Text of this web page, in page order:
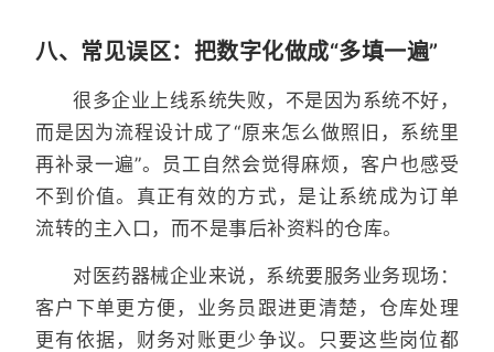
八、常见误区：把数字化做成“多填一遍”
很多企业上线系统失败，不是因为系统不好，
而是因为流程设计成了“原来怎么做照旧，系统里
再补录一遍”。员工自然会觉得麻烦，客户也感受
不到价值。真正有效的方式，是让系统成为订单
流转的主入口，而不是事后补资料的仓库。
对医药器械企业来说，系统要服务业务现场：
客户下单更方便，业务员跟进更清楚，仓库处理
更有依据，财务对账更少争议。只要这些岗位都